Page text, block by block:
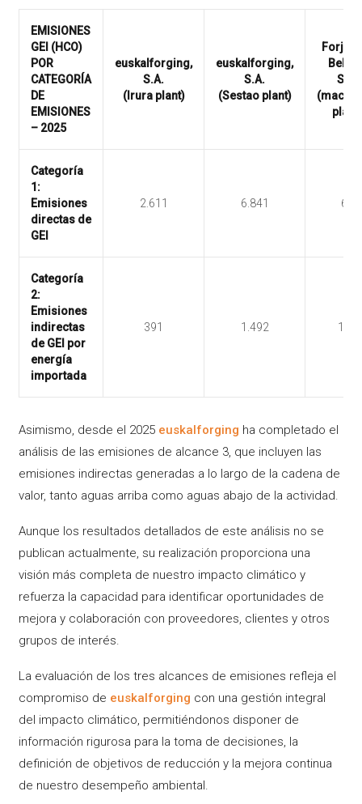
EMISIONES
GEI (HCO)
POR
CATEGORÍA
DE
EMISIONES
– 2025
euskalforging,
S.A.
(Irura plant)
euskalforging,
S.A.
(Sestao plant)
Forjas
S.A.
plant)
Categoría
1:
Emisiones
directas de
GEI
2.611 6.841 67
Categoría
2:
Emisiones
indirectas
de GEI por
energía
importada
391 1.492 163
Asimismo, desde el 2025 euskalforging ha completado el
análisis de las emisiones de alcance 3, que incluyen las
emisiones indirectas generadas a lo largo de la cadena de
valor, tanto aguas arriba como aguas abajo de la actividad.
Aunque los resultados detallados de este análisis no se
publican actualmente, su realización proporciona una
visión más completa de nuestro impacto climático y
refuerza la capacidad para identificar oportunidades de
mejora y colaboración con proveedores, clientes y otros
grupos de interés.
La evaluación de los tres alcances de emisiones refleja el
compromiso de euskalforging con una gestión integral
del impacto climático, permitiéndonos disponer de
información rigurosa para la toma de decisiones, la
definición de objetivos de reducción y la mejora continua
de nuestro desempeño ambiental.